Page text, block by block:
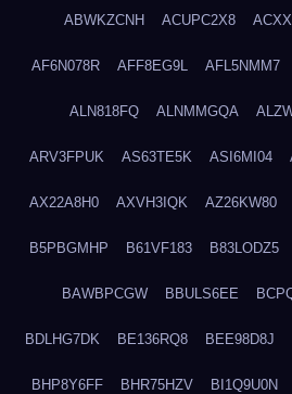
ABWKZCNH ACUPC2X8
AF6N078R AFF8EG9L AFL5NMM7
ALN818FQ ALNMMGQA
ARV3FPUK AS63TE5K ASI6MI04
AX22A8H0 AXVH3IQK AZ26KW80
B5PBGMHP B61VF183 B83LODZ5
BAWBPCGW BBULS6EE
BDLHG7DK BE136RQ8 BEE98D8J
BHP8Y6FF BHR75HZV BI1Q9U0N